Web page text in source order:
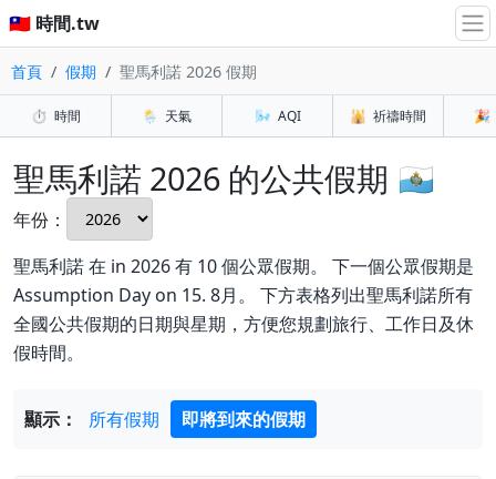
🇹🇼 時間.tw
首頁 假期 聖馬利諾 2026 假期
⏱️ 時間 🌦️ 天氣 🌬️ AQI 🕌 祈禱時間 🎉
聖馬利諾 2026 的公共假期 🇸🇲
年份：
聖馬利諾 在 in 2026 有 10 個公眾假期。 下一個公眾假期是
Assumption Day on 15. 8月。 下方表格列出聖馬利諾所有
全國公共假期的日期與星期，方便您規劃旅行、工作日及休
假時間。
顯示： 所有假期 即將到來的假期